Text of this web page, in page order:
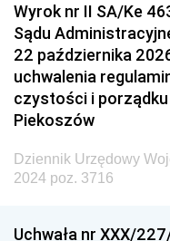
Wyrok nr II SA/Ke
Sądu
22 października
uchwalenia
czystości i
Piekoszów
Dziennik Urzędowy
2024 poz. 3716
Uchwała nr XXX/